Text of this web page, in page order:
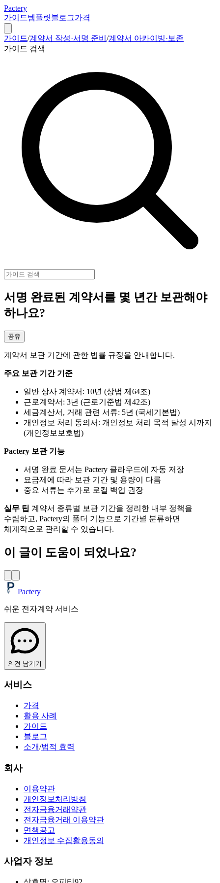
Pactery
가이드템플릿블로그가격
가이드/계약서 작성·서명 준비 /계약서 아카이빙·보존
가이드 검색
서명 완료된 계약서를 몇 년간 보관해야
하나요?
공유
계약서 보관 기간에 관한 법률 규정을 안내합니다.
주요 보관 기간 기준
일반 상사 계약서: 10년 (상법 제64조)
근로계약서: 3년 (근로기준법 제42조)
세금계산서, 거래 관련 서류: 5년 (국세기본법)
개인정보 처리 동의서: 개인정보 처리 목적 달성 시까지
(개인정보보호법)
Pactery 보관 기능
서명 완료 문서는 Pactery 클라우드에 자동 저장
요금제에 따라 보관 기간 및 용량이 다름
중요 서류는 추가로 로컬 백업 권장
실무 팁 계약서 종류별 보관 기간을 정리한 내부 정책을
수립하고, Pactery의 폴더 기능으로 기간별 분류하면
체계적으로 관리할 수 있습니다.
이 글이 도움이 되었나요?
Pactery
쉬운 전자계약 서비스
의견 남기기
서비스
가격
활용 사례
가이드
블로그
소개/법적 효력
회사
이용약관
개인정보처리방침
전자금융거래약관
전자금융거래 이용약관
면책공고
개인정보 수집활용동의
사업자 정보